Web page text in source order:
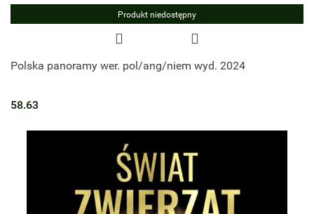
Produkt niedostępny
Polska panoramy wer. pol/ang/niem wyd. 2024
58.63